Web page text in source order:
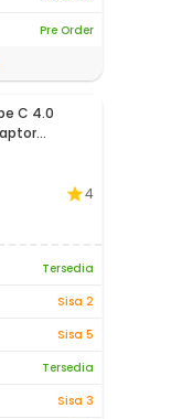
Pre Order
C 4.0
4
Tersedia
Sisa 2
Sisa 5
Tersedia
Sisa 3